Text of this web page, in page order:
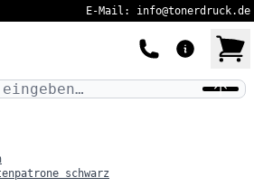
E-Mail: info@tonerdruck.de
eingeben…
schwarz